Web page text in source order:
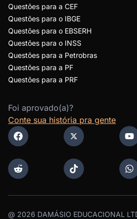
Questões para a CEF
Questões para o IBGE
Questões para o EBSERH
Questões para o INSS
Questões para a Petrobras
Questões para a PF
Questões para a PRF
Foi aprovado(a)?
Conte sua história pra gente
@ 2026 DAMÁSIO EDUCACIONAL